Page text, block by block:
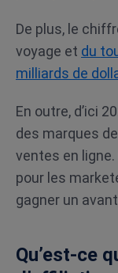
De plus, le
voyage et du
milliards de
En outre, d’ici
des marques
ventes en
pour les
gagner un
Qu’est-ce